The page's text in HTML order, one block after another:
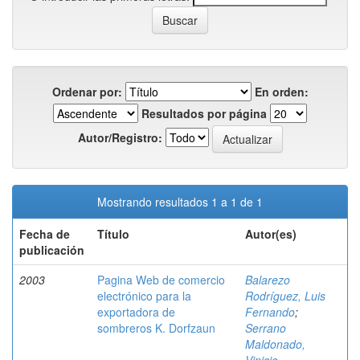
Ordenar por:
En orden:
Resultados por página
Autor/Registro:
Mostrando resultados 1 a 1 de 1
Fecha de
publicación
Título Autor(es)
2003
Pagina Web de comercio
electrónico para la
exportadora de
sombreros K. Dorfzaun
Balarezo
Rodríguez, Luis
Fernando;
Serrano
Maldonado,